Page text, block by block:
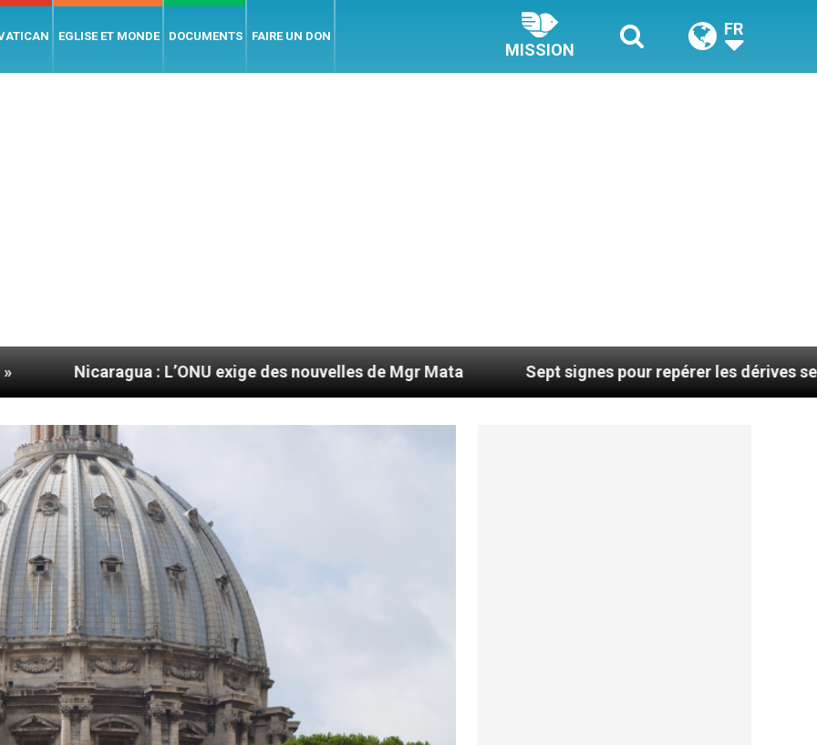
EGLISE ET MONDE DOCUMENTS FAIRE UN DON
MISSION
FR
: L’ONU exige des nouvelles de Mgr Mata Sept signes pour repérer les dérives sectaires du